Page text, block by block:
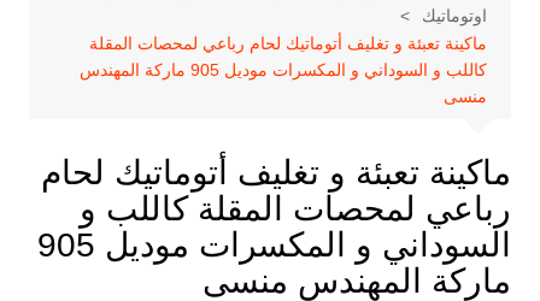
اوتوماتيك
ماكينة تعبئة و تغليف أتوماتيك لحام رباعي لمحصات المقلة
كاللب و السوداني و المكسرات موديل 905 ماركة المهندس
منسى
ماكينة تعبئة و تغليف أتوماتيك لحام
رباعي لمحصات المقلة كاللب و
السوداني و المكسرات موديل 905
ماركة المهندس منسى